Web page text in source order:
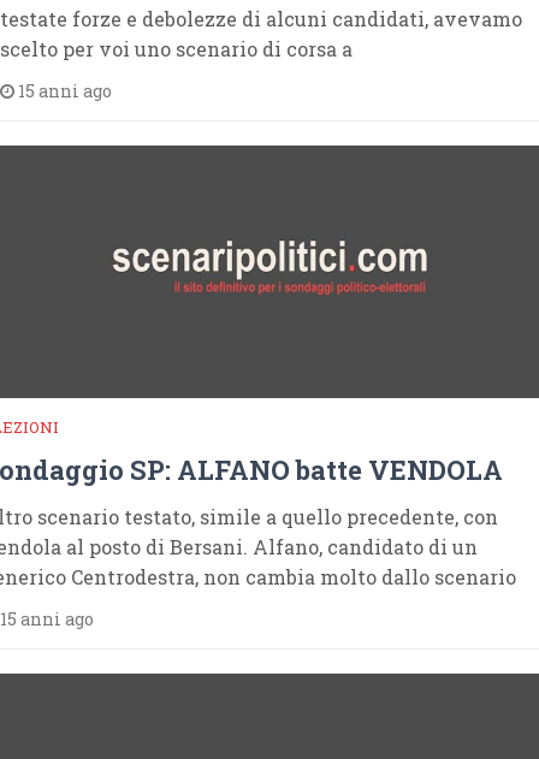
testate forze e debolezze di alcuni candidati, avevamo
scelto per voi uno scenario di corsa a
15 anni ago
SP: ALFANO batte VENDOLA
scenario testato, simile a quello precedente, con
al posto di Bersani. Alfano, candidato di un
Centrodestra, non cambia molto dallo scenario
anni ago